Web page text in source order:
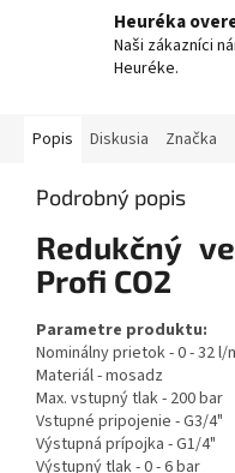
Heuréka
Naši zákazníci
Heuréke.
Popis Diskusia Značka
Podrobný popis
Redukčný
Profi CO2
Parametre produktu:
Nominálny prietok - 0 - 32 l/
Materiál - mosadz
Max. vstupný tlak - 200 bar
Vstupné pripojenie - G3/4"
Výstupná prípojka - G1/4"
Výstupný tlak - 0 - 6 bar